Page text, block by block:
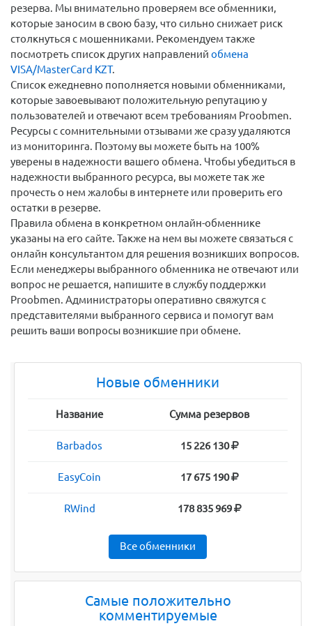
резерва. Мы внимательно проверяем все обменники,
которые заносим в свою базу, что сильно снижает риск
столкнуться с мошенниками. Рекомендуем также
посмотреть список других направлений обмена
VISA/MasterCard KZT.
Список ежедневно пополняется новыми обменниками,
которые завоевывают положительную репутацию у
пользователей и отвечают всем требованиям Proobmen.
Ресурсы с сомнительными отзывами же сразу удаляются
из мониторинга. Поэтому вы можете быть на 100%
уверены в надежности вашего обмена. Чтобы убедиться в
надежности выбранного ресурса, вы можете так же
прочесть о нем жалобы в интернете или проверить его
остатки в резерве.
Правила обмена в конкретном онлайн-обменнике
указаны на его сайте. Также на нем вы можете связаться с
онлайн консультантом для решения возникших вопросов.
Если менеджеры выбранного обменника не отвечают или
вопрос не решается, напишите в службу поддержки
Proobmen. Администраторы оперативно свяжутся с
представителями выбранного сервиса и помогут вам
решить ваши вопросы возникшие при обмене.
Новые обменники
Название Сумма резервов
Barbados 15 226 130
EasyCoin 17 675 190
RWind 178 835 969
Все обменники
Самые положительно
комментируемые